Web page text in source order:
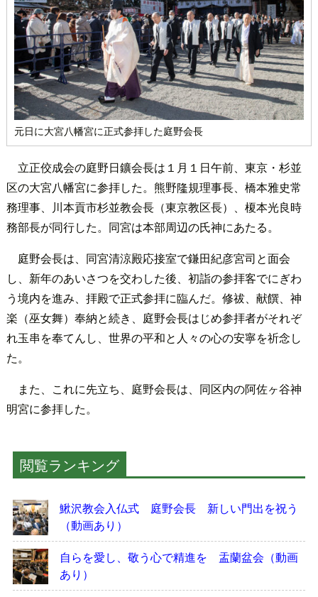
元日に大宮八幡宮に正式参拝した庭野会長
立正佼成会の庭野日鑛会長は１月１日午前、東京・杉並
区の大宮八幡宮に参拝した。熊野隆規理事長、橋本雅史常
務理事、川本貢市杉並教会長（東京教区長）、榎本光良時
務部長が同行した。同宮は本部周辺の氏神にあたる。
庭野会長は、同宮清涼殿応接室で鎌田紀彦宮司と面会
し、新年のあいさつを交わした後、初詣の参拝客でにぎわ
う境内を進み、拝殿で正式参拝に臨んだ。修祓、献饌、神
楽（巫女舞）奉納と続き、庭野会長はじめ参拝者がそれぞ
れ玉串を奉てんし、世界の平和と人々の心の安寧を祈念し
た。
また、これに先立ち、庭野会長は、同区内の阿佐ヶ谷神
明宮に参拝した。
閲覧ランキング
鰍沢教会入仏式 庭野会長 新しい門出を祝う
（動画あり）
自らを愛し、敬う心で精進を 盂蘭盆会（動画
あり）